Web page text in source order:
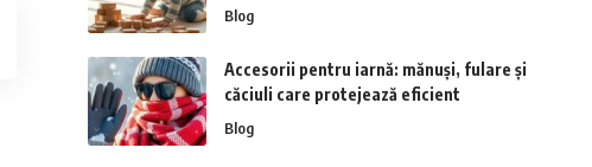
Blog
Accesorii pentru iarnă: mănuși, fulare și
căciuli care protejează eficient
Blog